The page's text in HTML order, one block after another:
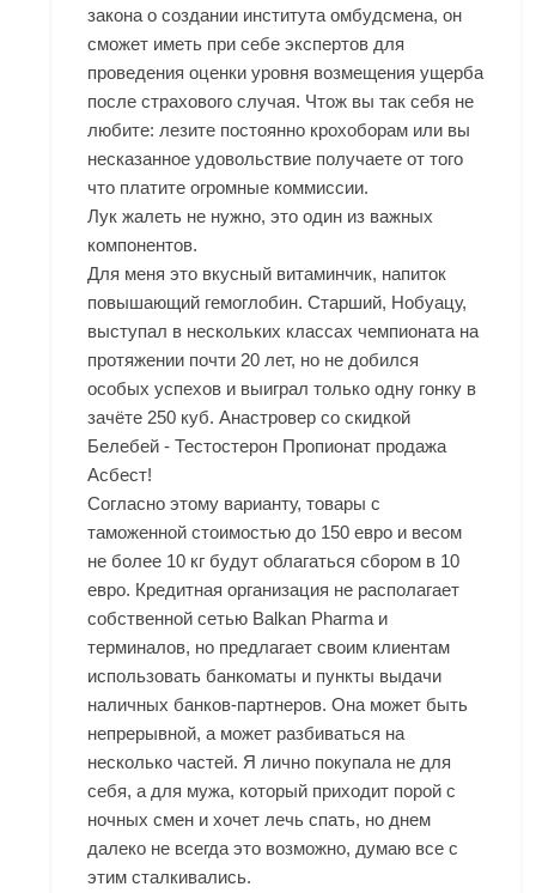
закона о создании института омбудсмена, он
сможет иметь при себе экспертов для
проведения оценки уровня возмещения ущерба
после страхового случая. Чтож вы так себя не
любите: лезите постоянно крохоборам или вы
несказанное удовольствие получаете от того
что платите огромные коммиссии.
Лук жалеть не нужно, это один из важных
компонентов.
Для меня это вкусный витаминчик, напиток
повышающий гемоглобин. Старший, Нобуацу,
выступал в нескольких классах чемпионата на
протяжении почти 20 лет, но не добился
особых успехов и выиграл только одну гонку в
зачёте 250 куб. Анастровер со скидкой
Белебей - Тестостерон Пропионат продажа
Асбест!
Согласно этому варианту, товары с
таможенной стоимостью до 150 евро и весом
не более 10 кг будут облагаться сбором в 10
евро. Кредитная организация не располагает
собственной сетью Balkan Pharma и
терминалов, но предлагает своим клиентам
использовать банкоматы и пункты выдачи
наличных банков-партнеров. Она может быть
непрерывной, а может разбиваться на
несколько частей. Я лично покупала не для
себя, а для мужа, который приходит порой с
ночных смен и хочет лечь спать, но днем
далеко не всегда это возможно, думаю все с
этим сталкивались.